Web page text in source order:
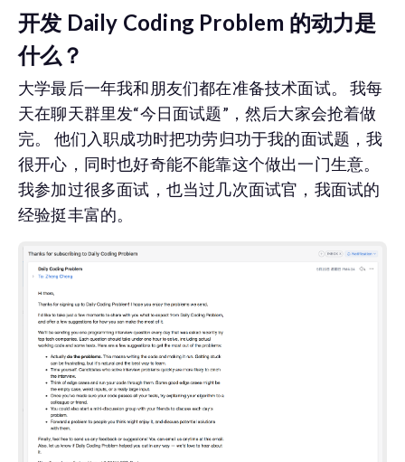
开发 Daily Coding Problem 的动力是
什么？
大学最后一年我和朋友们都在准备技术面试。 我每
天在聊天群里发“今日面试题”，然后大家会抢着做
完。 他们入职成功时把功劳归功于我的面试题，我
很开心，同时也好奇能不能靠这个做出一门生意。
我参加过很多面试，也当过几次面试官，我面试的
经验挺丰富的。